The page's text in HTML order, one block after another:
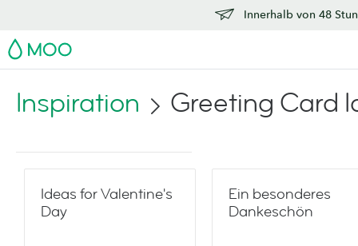
Innerhalb von 48
MOO
Inspiration Greeting Card
Ideas for Valentine's
Day
Ein besonderes
Dankeschön